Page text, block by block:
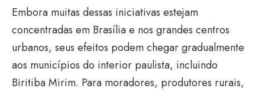
Embora muitas dessas iniciativas estejam
concentradas em Brasília e nos grandes centros
urbanos, seus efeitos podem chegar gradualmente
aos municípios do interior paulista, incluindo
Biritiba Mirim. Para moradores, produtores rurais,